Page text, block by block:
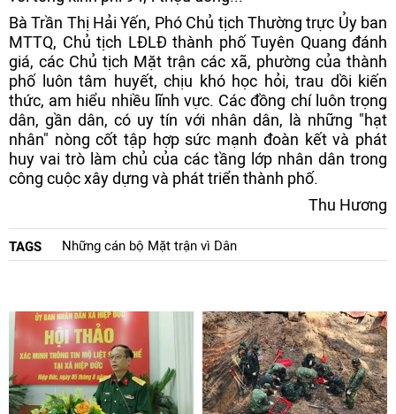
Bà Trần Thị Hải Yến, Phó Chủ tịch Thường trực Ủy ban
MTTQ, Chủ tịch LĐLĐ thành phố Tuyên Quang đánh
giá, các Chủ tịch Mặt trận các xã, phường của thành
phố luôn tâm huyết, chịu khó học hỏi, trau dồi kiến
thức, am hiểu nhiều lĩnh vực. Các đồng chí luôn trọng
dân, gần dân, có uy tín với nhân dân, là những "hạt
nhân" nòng cốt tập hợp sức mạnh đoàn kết và phát
huy vai trò làm chủ của các tầng lớp nhân dân trong
công cuộc xây dựng và phát triển thành phố.
Thu Hương
TAGS Những cán bộ Mặt trận vì Dân